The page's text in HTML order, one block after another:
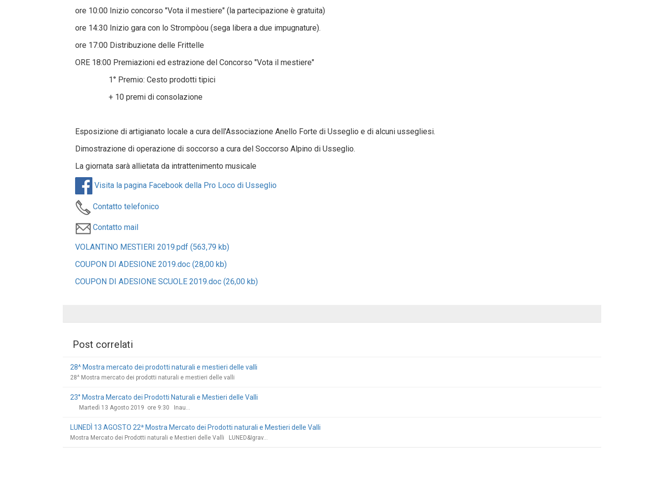
ore 10:00 Inizio concorso "Vota il mestiere" (la partecipazione è gratuita)
ore 14:30 Inizio gara con lo Strompòou (sega libera a due impugnature).
ore 17:00 Distribuzione delle Frittelle
ORE 18:00 Premiazioni ed estrazione del Concorso "Vota il mestiere"
1° Premio: Cesto prodotti tipici
+ 10 premi di consolazione
Esposizione di artigianato locale a cura dell'Associazione Anello Forte di Usseglio e di alcuni ussegliesi.
Dimostrazione di operazione di soccorso a cura del Soccorso Alpino di Usseglio.
La giornata sarà allietata da intrattenimento musicale
Visita la pagina Facebook della Pro Loco di Usseglio
Contatto telefonico
Contatto mail
VOLANTINO MESTIERI 2019.pdf (563,79 kb)
COUPON DI ADESIONE 2019.doc (28,00 kb)
COUPON DI ADESIONE SCUOLE 2019.doc (26,00 kb)
Post correlati
28^ Mostra mercato dei prodotti naturali e mestieri delle valli
28^ Mostra mercato dei prodotti naturali e mestieri delle valli
23° Mostra Mercato dei Prodotti Naturali e Mestieri delle Valli
Martedì 13 Agosto 2019 ore 9:30 Inau...
LUNEDÌ 13 AGOSTO 22ª Mostra Mercato dei Prodotti naturali e Mestieri delle Valli
Mostra Mercato dei Prodotti naturali e Mestieri delle Valli LUNED&Igrav...